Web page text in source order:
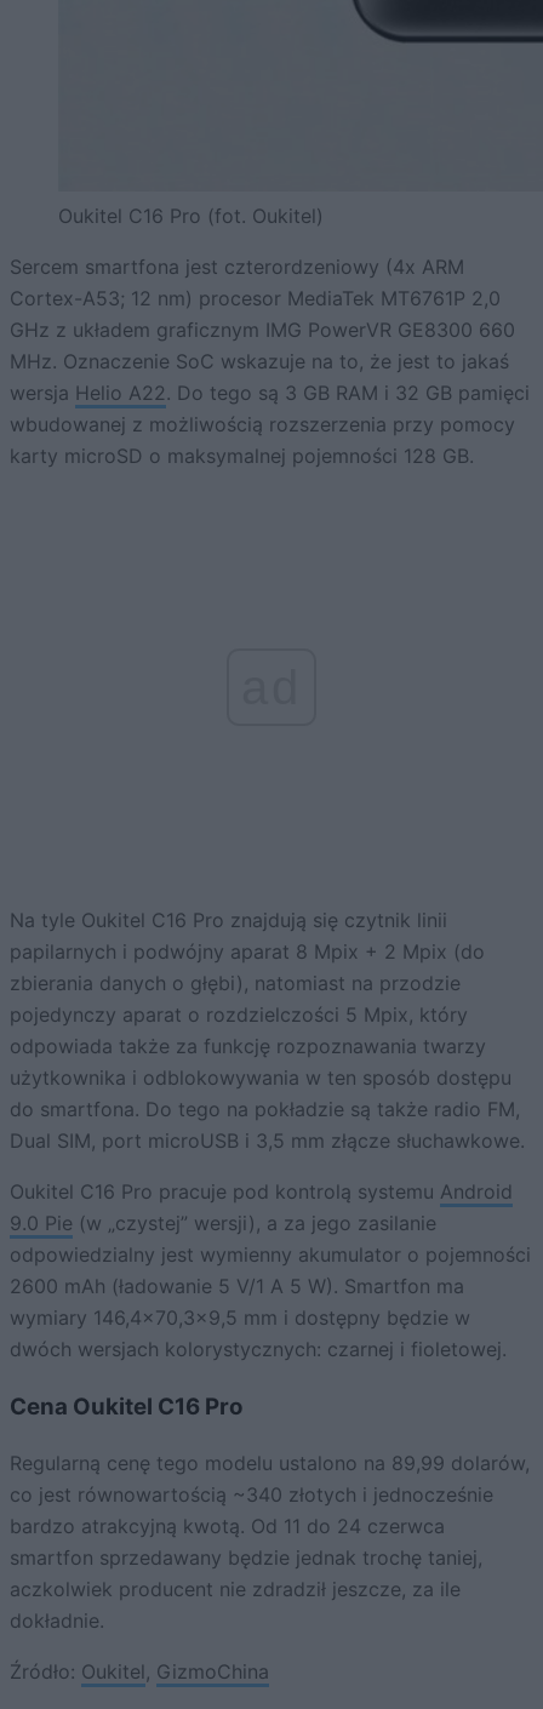
Oukitel C16 Pro (fot. Oukitel)
Sercem smartfona jest czterordzeniowy (4x ARM
Cortex-A53; 12 nm) procesor MediaTek MT6761P 2,0
GHz z układem graficznym IMG PowerVR GE8300 660
MHz. Oznaczenie SoC wskazuje na to, że jest to jakaś
wersja Helio A22 . Do tego są 3 GB RAM i 32 GB pamięci
wbudowanej z możliwością rozszerzenia przy pomocy
karty microSD o maksymalnej pojemności 128 GB.
Na tyle Oukitel C16 Pro znajdują się czytnik linii
papilarnych i podwójny aparat 8 Mpix + 2 Mpix (do
zbierania danych o głębi), natomiast na przodzie
pojedynczy aparat o rozdzielczości 5 Mpix, który
odpowiada także za funkcję rozpoznawania twarzy
użytkownika i odblokowywania w ten sposób dostępu
do smartfona. Do tego na pokładzie są także radio FM,
Dual SIM, port microUSB i 3,5 mm złącze słuchawkowe.
Oukitel C16 Pro pracuje pod kontrolą systemu Android
9.0 Pie (w „czystej” wersji), a za jego zasilanie
odpowiedzialny jest wymienny akumulator o pojemności
2600 mAh (ładowanie 5 V/1 A 5 W). Smartfon ma
wymiary 146,4×70,3×9,5 mm i dostępny będzie w
dwóch wersjach kolorystycznych: czarnej i fioletowej.
Cena Oukitel C16 Pro
Regularną cenę tego modelu ustalono na 89,99 dolarów,
co jest równowartością ~340 złotych i jednocześnie
bardzo atrakcyjną kwotą. Od 11 do 24 czerwca
smartfon sprzedawany będzie jednak trochę taniej,
aczkolwiek producent nie zdradził jeszcze, za ile
dokładnie.
Źródło: Oukitel, GizmoChina